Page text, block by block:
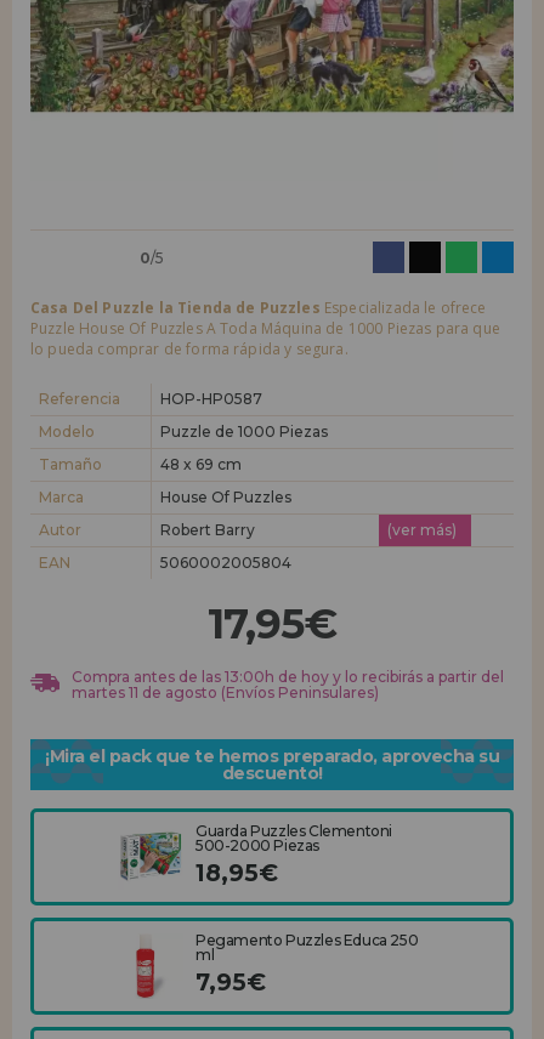
LIQUIDACIONES
INFORMACIÓN
Quiero registrarme como
nuevo cliente
Al crear una cuenta en casadelpuzzle.com podrás realizar tus compras
rápidamente en nuestra tienda virtual, revisar el estado de tus pedidos
nuevo distribuidor
¿Eres Profesional o Empresa?. ¿Quieres vender en tu negocio
condiciones de ventas con descuentos especiales para la distribución.
¡Adelante! Te estábamos esperando.
0/5
Casa Del Puzzle la Tienda de Puzzles Especializada le ofrece
Puzzle House Of Puzzles A Toda Máquina de 1000 Piezas para que
lo pueda comprar de forma rápida y segura.
Referencia
HOP-HP0587
Modelo
Puzzle de 1000 Piezas
Tamaño
48 x 69 cm
Marca
House Of Puzzles
Autor
Robert Barry
(ver más)
EAN
5060002005804
17,95€
Compra antes de las 13:00h de hoy y lo recibirás a partir del
martes 11 de agosto (Envíos Peninsulares)
¡Mira el pack que te hemos preparado, aprovecha su
descuento!
Guarda Puzzles Clementoni
500-2000 Piezas
18,95€
Pegamento Puzzles Educa 250
ml
7,95€